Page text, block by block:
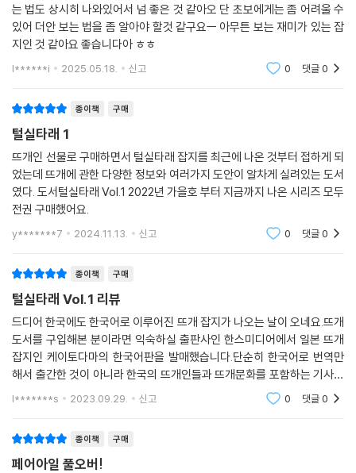
는 법도 상시히 나와있어서 넘 좋은 것 같아오 단 초보에게는 좀 어려울 수
있어 더안 보는 법을 좀 알아야 할것 같구요ㅡ 아무튼 보는 재미가 있는 잡
지인 것 같아요 좋습니다아 ㅎㅎ
l******i 2025.05.18. 신고 0 댓글0
종이책 구매
털실타래 1
뜨개인 선물로 구매하면서 털실타래 잡지를 최근에 나온 것부터 접하게 되
었는데 뜨개에 관한 다양한 정보와 여러가지 도안이 알차게 실려있는 도서
였다. 도서털실타래 Vol.1 2022년 가을호 부터 지금까지 나온 시리즈 모두
전권 구매했어요.
y*******7 2024.11.13. 신고 0 댓글0
종이책 구매
털실타래 Vol.1 리뷰
드디어 한국에도 한국어로 이루어진 뜨개 잡지가 나오는 날이 오네요.뜨개
도서를 구입해본 분이라면 익숙하실 출판사인 한스미디어에서 일본 뜨개
잡지인 케이토다마의 한국어판을 발매했습니다.단순히 한국어로 번역만
해서 출간한 것이 아니라 한국의 뜨개인들과 뜨개문화를 포함하는 기사도
수록되어 있어서 더 좋았습니다.현재 한국 뜨개 문화를 주도하는 작가들과
l*******s 2023.09.29. 신고 0 댓글0
종이책 구매
페어아일 풀오버!